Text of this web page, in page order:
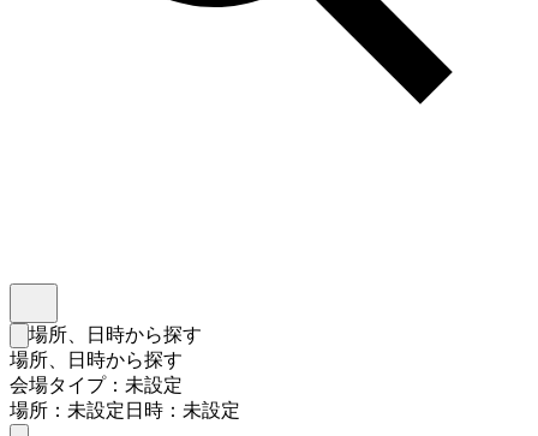
検索フォームを閉じる
場所、日時から探す
場所、日時から探す
会場タイプ：未設定
場所：未設定日時：未設定